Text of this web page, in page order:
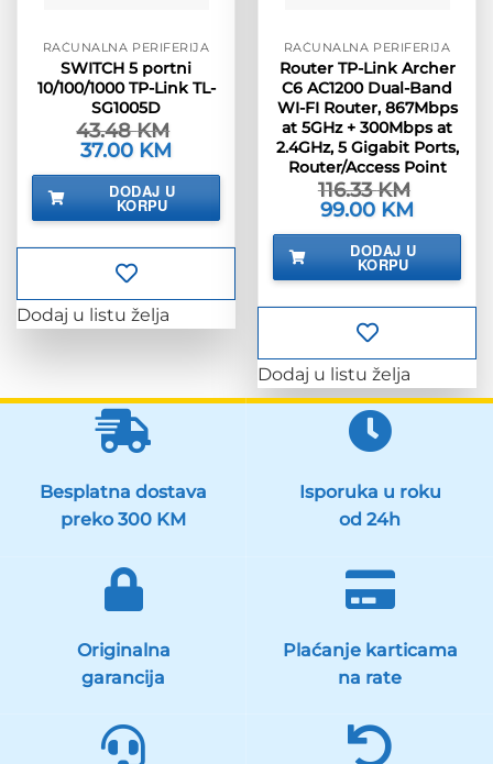
RAČUNALNA PERIFERIJA
SWITCH 5 portni
10/100/1000 TP-Link TL-
SG1005D
43.48KM
Izvorna
cijena
bila
43.48 KM.
37.00 KM
je:
37.00 KM.
DODAJ U
KORPU
Dodaj u listu želja
RAČUNALNA PERIFERIJA
Router TP-Link Archer
C6 AC1200 Dual-Band
WI-FI Router, 867Mbps
at 5GHz + 300Mbps at
2.4GHz, 5 Gigabit Ports,
Router/Access Point
116.33KM
Izvorna
cijena
bila
116.33 KM.
99.00 KM
je:
99.00 KM.
DODAJ U
KORPU
Dodaj u listu želja
Besplatna dostava
preko 300 KM
Isporuka u roku
od 24h
Originalna
garancija
Plaćanje karticama
na rate